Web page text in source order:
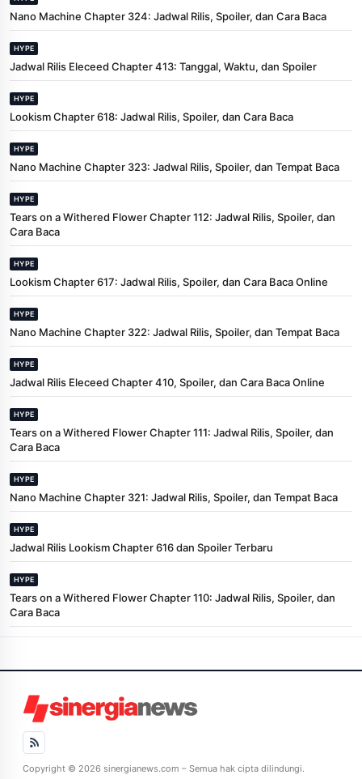
Nano Machine Chapter 324: Jadwal Rilis, Spoiler, dan Cara Baca
HYPE
Jadwal Rilis Eleceed Chapter 413: Tanggal, Waktu, dan Spoiler
HYPE
Lookism Chapter 618: Jadwal Rilis, Spoiler, dan Cara Baca
HYPE
Nano Machine Chapter 323: Jadwal Rilis, Spoiler, dan Tempat Baca
HYPE
Tears on a Withered Flower Chapter 112: Jadwal Rilis, Spoiler, dan
Cara Baca
HYPE
Lookism Chapter 617: Jadwal Rilis, Spoiler, dan Cara Baca Online
HYPE
Nano Machine Chapter 322: Jadwal Rilis, Spoiler, dan Tempat Baca
HYPE
Jadwal Rilis Eleceed Chapter 410, Spoiler, dan Cara Baca Online
HYPE
Tears on a Withered Flower Chapter 111: Jadwal Rilis, Spoiler, dan
Cara Baca
HYPE
Nano Machine Chapter 321: Jadwal Rilis, Spoiler, dan Tempat Baca
HYPE
Jadwal Rilis Lookism Chapter 616 dan Spoiler Terbaru
HYPE
Tears on a Withered Flower Chapter 110: Jadwal Rilis, Spoiler, dan
Cara Baca
Copyright © 2026 sinergianews.com – Semua hak cipta dilindungi.